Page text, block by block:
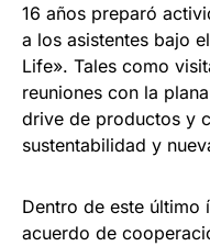
16 años preparó
a los asistentes bajo
Life». Tales como
reuniones con la
drive de productos y
sustentabilidad y
Dentro de este último
acuerdo de